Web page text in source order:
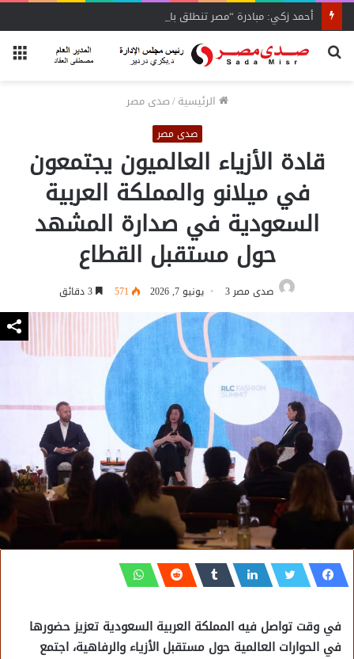
أحمد زكي: مبادرة “مصر تنطلق بالتصدير”
بحث
الرئيسية/صدى مصر
صدى مصر
قادة الأزياء العالميون يجتمعون
في ميلانو والمملكة العربية
السعودية في صدارة المشهد
حول مستقبل القطاع
صدى مصر 3 يونيو 7, 2026 571
في وقت تواصل فيه المملكة العربية السعودية تعزيز حضورها
في الحوارات العالمية حول مستقبل الأزياء والرفاهية، اجتمع